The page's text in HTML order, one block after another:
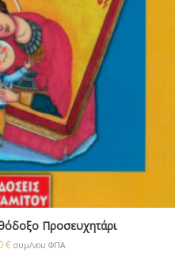
Προσευχητάρι
€ συμ/νου ΦΠΑ